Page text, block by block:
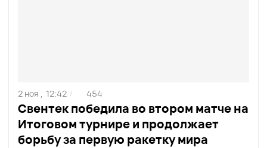
Свентек победила во втором матче на
Итоговом турнире и продолжает
борьбу за первую ракетку мира
2 ноя , 12:42 / 454